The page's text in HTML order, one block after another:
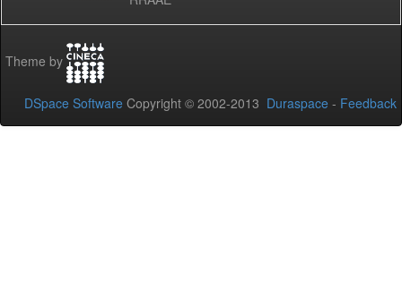
Theme by
DSpace Software Copyright © 2002-2013 Duraspace - Feedback